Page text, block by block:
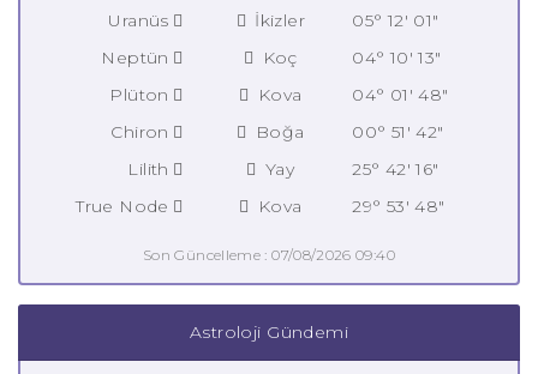
Uranüs
İkizler
05° 12' 01"
Neptün
Koç
04° 10' 13"
Plüton
Kova
04° 01' 48"
Chiron
Boğa
00° 51' 42"
Lilith
Yay
25° 42' 16"
True Node
Kova 29° 53' 48"
Son Güncelleme : 07/08/2026 09:40
Astroloji Gündemi